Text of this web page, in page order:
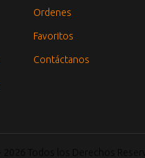
Ordenes
Favoritos
Contáctanos